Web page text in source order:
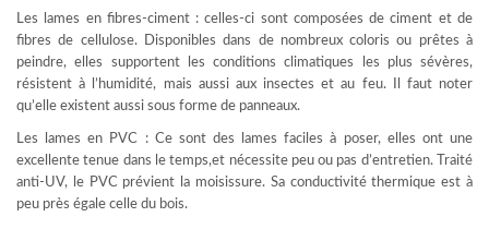
Les lames en fibres-ciment : celles-ci sont composées de ciment et de
fibres de cellulose. Disponibles dans de nombreux coloris ou prêtes à
peindre, elles supportent les conditions climatiques les plus sévères,
résistent à l’humidité, mais aussi aux insectes et au feu. Il faut noter
qu’elle existent aussi sous forme de panneaux.
Les lames en PVC : Ce sont des lames faciles à poser, elles ont une
excellente tenue dans le temps,et nécessite peu ou pas d’entretien. Traité
anti-UV, le PVC prévient la moisissure. Sa conductivité thermique est à
peu près égale celle du bois.